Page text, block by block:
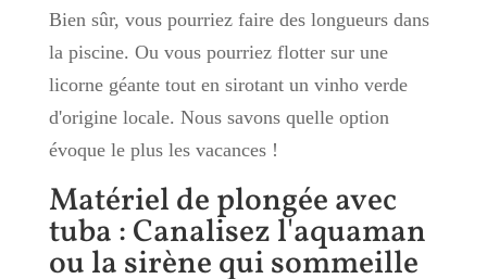
Bien sûr, vous pourriez faire des longueurs dans
la piscine. Ou vous pourriez flotter sur une
licorne géante tout en sirotant un vinho verde
d'origine locale. Nous savons quelle option
évoque le plus les vacances !
Matériel de plongée avec
tuba : Canalisez l'aquaman
ou la sirène qui sommeille